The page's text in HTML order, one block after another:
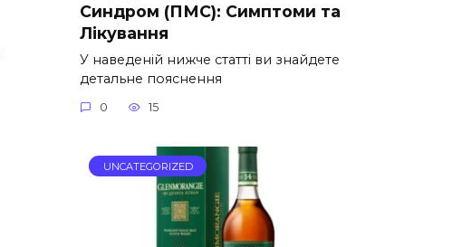
Синдром (ПМС): Симптоми та
Лікування
У наведеній нижче статті ви знайдете
детальне пояснення
0 15
UNCATEGORIZED